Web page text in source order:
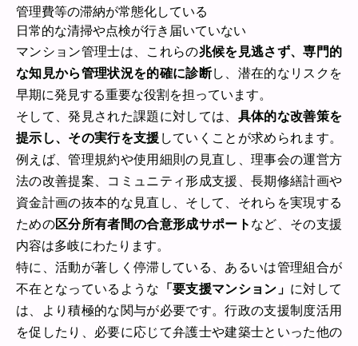
管理費等の滞納が常態化している
日常的な清掃や点検が行き届いていない
マンション管理士は、これらの兆候を見逃さず、専門的
な知見から管理状況を的確に診断し、潜在的なリスクを
早期に発見する重要な役割を担っています。
そして、発見された課題に対しては、 具体的な改善策を
提示し、その実行を支援 していくことが求められます。
例えば、管理規約や使用細則の見直し、理事会の運営方
法の改善提案、コミュニティ形成支援、長期修繕計画や
資金計画の抜本的な見直し、そして、それらを実現する
ための区分所有者間の合意形成サポート など、その支援
内容は多岐にわたります。
特に、活動が著しく停滞している、あるいは管理組合が
不在となっているような 「要支援マンション」 に対して
は、より積極的な関与が必要です。行政の支援制度活用
を促したり、必要に応じて弁護士や建築士といった他の